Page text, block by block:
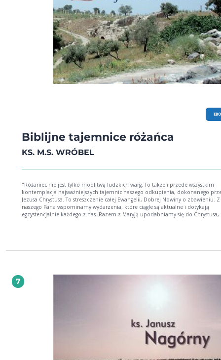
Biblijne tajemnice różańca
KS. M.S. WRÓBEL
"Różaniec nie jest tylko modlitwą ludzkich warg. To także i przede wszystkim
kontemplacja najważniejszych tajemnic naszego odkupienia, dokonanego
Jezusa Chrystusa. To streszczenie całej Ewangelii, Dobrej Nowiny o zbawieniu.
naszego Pana wspominamy wydarzenia, które ciągle są aktualne i dotykają
egzystencjalnie każdego z nas. Razem z Maryją upodabniamy się do Chrystusa,
7